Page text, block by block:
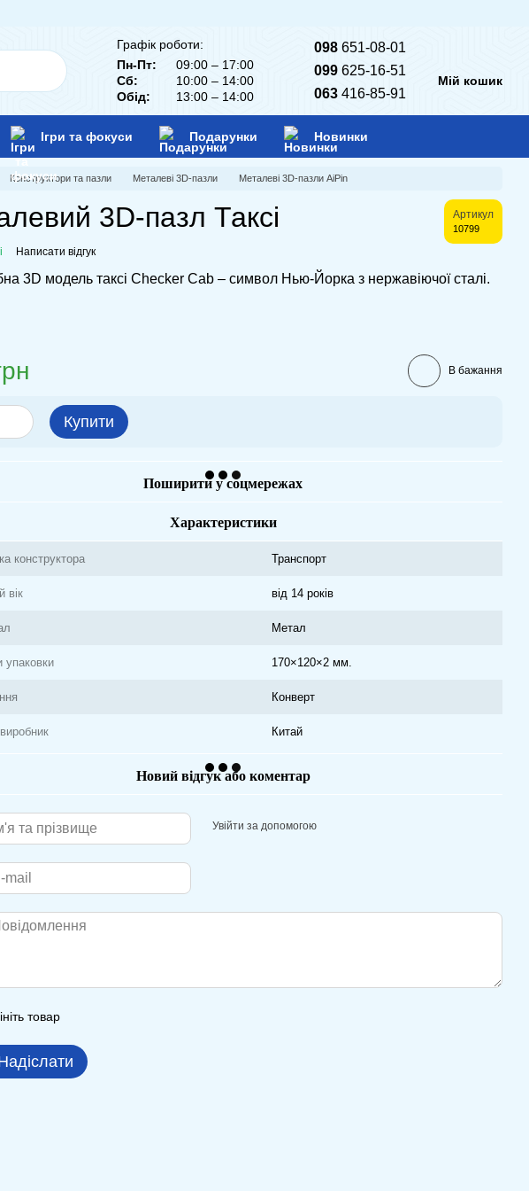
Графік роботи:
Пн-Пт:
09:00 – 17:00
Сб:
10:00 – 14:00
Обід:
13:00 – 14:00
098651-08-01
099625-16-51
063416-85-91
Мій кошик
Ігри та фокуси Подарунки Новинки
Конструктори та пазли Металеві 3D-пазли Металеві 3D-пазли AiPin
3D-пазл Таксі Артикул
10799
Написати відгук
3D модель таксі Checker Сab – символ Нью-Йорка з нержавіючої сталі.
В бажання
Купити
Поширити у соцмережах
Характеристики
конструктора Транспорт
вік від 14 років
Метал
упаковки 170×120×2 мм.
Конверт
Китай
Новий відгук або коментар
Увійти за допомогою
товар